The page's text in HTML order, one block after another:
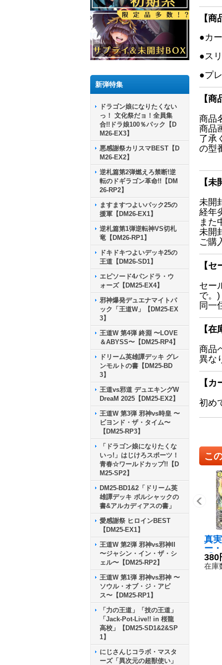
新弾特集
ドラゴン娘になりたくない
っ！ 文化祭だョ！全員集
合!!ドラ娘100％パック【D
M26-EX3】
悪感謝祭カリスマBEST【D
M26-EX2】
逆札篇第2弾燃えろ禁断!逆
転のドギラゴン革命!!【DM
26-RP2】
ますますつよいパック25の
援軍【DM26-EX1】
逆札篇第1弾逆転神VS切札
竜【DM26-RP1】
ドキドキつよいデッキ25の
王道【DM26-SD1】
エピソード4パンドラ・ウ
ォーズ【DM25-EX4】
邪神爆発デュエナマイトパ
ック「王道W」【DM25-EX
3】
王道W 第4弾 終淵 〜LOVE
＆ABYSS〜【DM25-RP4】
ドリーム英雄譚デッキ グレ
ンモルトの書【DM25-BD
3】
王道vs邪道 デュエキングW
DreaM 2025【DM25-EX2】
王道W 第3弾 邪神vs時皇 〜
ビヨンド・ザ・タイム〜
【DM25-RP3】
「ドラゴン娘になりたくな
いっ!」はじけろスポーツ！
青春☆ワールドカップ!!【D
M25-SP2】
DM25-BD1&2「ドリーム英
雄譚デッキ ボルシャックの
書&アルカディアスの書」
愛感謝祭 ヒロインBEST
【DM25-EX1】
王道W 第2弾 邪神vs邪神II
〜ジャシン・イン・ザ・シ
ェル〜【DM25-RP2】
王道W 第1弾 邪神vs邪神 〜
ソウル・オブ・ジ・アビ
ス〜【DM25-RP1】
「力の王道」「技の王道」
「Jack-Pot-Live!! in 桜龍
高校」【DM25-SD1&2&SP
1】
にじさんじコラボ・マスタ
ーズ「異次元の超獣使い」
【
●カ
●ス
●プ
【
商品
商品
了承
の型
【
未開
経年
また
未開
ご購
【
セー
で。)
同一
【
商品
異な
【
初め
こ
真
ー
【
380
在庫